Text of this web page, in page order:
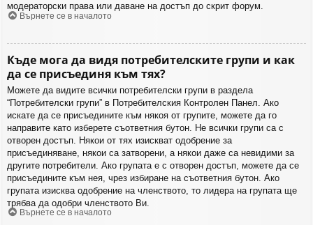
модераторски права или даване на достъп до скрит форум.
Върнете се в началото
Къде мога да видя потребителските групи и как
да се присъединя към тях?
Можете да видите всички потребителски групи в раздела
“Потребителски групи” в Потребителския Контролен Панел. Ако
искате да се присъедините към някоя от групите, можете да го
направите като изберете съответния бутон. Не всички групи са с
отворен достъп. Някои от тях изискват одобрение за
присъединяване, някои са затворени, а някои даже са невидими за
другите потребители. Ако групата е с отворен достъп, можете да се
присъедините към нея, чрез избиране на съответния бутон. Ако
групата изисква одобрение на членството, то лидера на групата ще
трябва да одобри членството Ви.
Върнете се в началото